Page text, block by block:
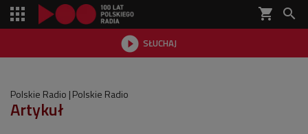
shopping_cart 
 SŁUCHAJ

Polskie Radio Polskie Radio
Artykuł